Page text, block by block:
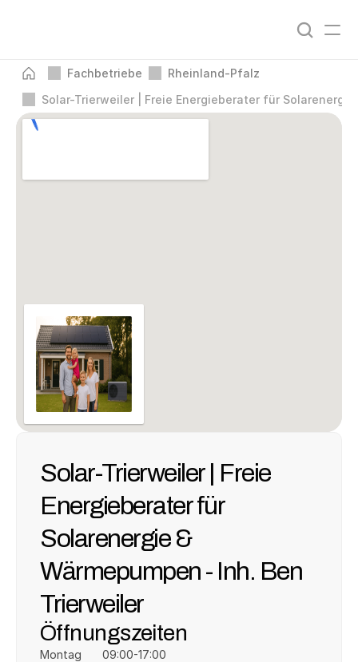
Fachbetriebe
Rheinland-Pfalz
Solar-Trierweiler | Freie Energieberater für
Solar-Trierweiler | Freie
Energieberater für
Solarenergie &
Wärmepumpen - Inh. Ben
Trierweiler
Öffnungszeiten
Montag
09:00-17:00